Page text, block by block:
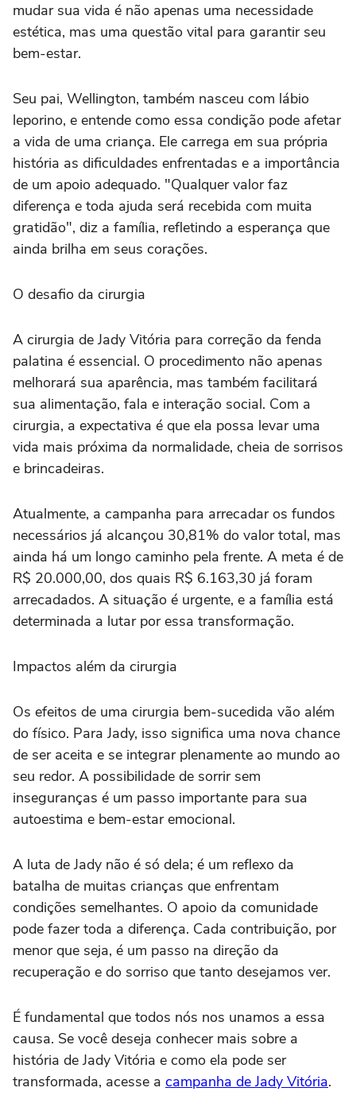
mudar sua vida é não apenas uma necessidade
estética, mas uma questão vital para garantir seu
bem-estar.
Seu pai, Wellington, também nasceu com lábio
leporino, e entende como essa condição pode afetar
a vida de uma criança. Ele carrega em sua própria
história as dificuldades enfrentadas e a importância
de um apoio adequado. "Qualquer valor faz
diferença e toda ajuda será recebida com muita
gratidão", diz a família, refletindo a esperança que
ainda brilha em seus corações.
O desafio da cirurgia
A cirurgia de Jady Vitória para correção da fenda
palatina é essencial. O procedimento não apenas
melhorará sua aparência, mas também facilitará
sua alimentação, fala e interação social. Com a
cirurgia, a expectativa é que ela possa levar uma
vida mais próxima da normalidade, cheia de sorrisos
e brincadeiras.
Atualmente, a campanha para arrecadar os fundos
necessários já alcançou 30,81% do valor total, mas
ainda há um longo caminho pela frente. A meta é de
R$ 20.000,00, dos quais R$ 6.163,30 já foram
arrecadados. A situação é urgente, e a família está
determinada a lutar por essa transformação.
Impactos além da cirurgia
Os efeitos de uma cirurgia bem-sucedida vão além
do físico. Para Jady, isso significa uma nova chance
de ser aceita e se integrar plenamente ao mundo ao
seu redor. A possibilidade de sorrir sem
inseguranças é um passo importante para sua
autoestima e bem-estar emocional.
A luta de Jady não é só dela; é um reflexo da
batalha de muitas crianças que enfrentam
condições semelhantes. O apoio da comunidade
pode fazer toda a diferença. Cada contribuição, por
menor que seja, é um passo na direção da
recuperação e do sorriso que tanto desejamos ver.
É fundamental que todos nós nos unamos a essa
causa. Se você deseja conhecer mais sobre a
história de Jady Vitória e como ela pode ser
transformada, acesse a campanha de Jady Vitória.